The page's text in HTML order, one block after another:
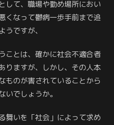
して、職場や勤め場所におい
くなって鬱病一歩手前まで追
うですが、
ことは、確かに社会不適合者
りますが、しかし、その人本
ものが害されていることから
いでしょうか。
舞いを「社会」によって求め